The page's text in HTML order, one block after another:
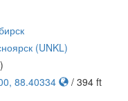
(UNKL)
88.40334 / 394 ft